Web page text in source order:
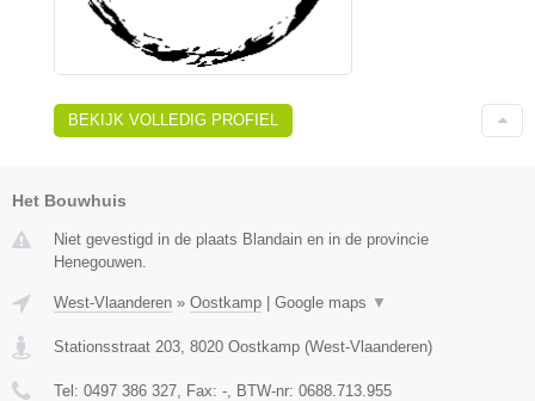
BEKIJK VOLLEDIG PROFIEL
Het Bouwhuis
Niet gevestigd in de plaats Blandain en in de provincie
Henegouwen.
West-Vlaanderen » Oostkamp Google maps ▼
Stationsstraat 203, 8020 Oostkamp (West-Vlaanderen)
Tel: 0497 386 327, Fax: -, BTW-nr: 0688.713.955